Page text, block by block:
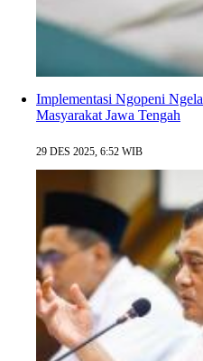
Implementasi Ngopeni
Masyarakat Jawa Tengah
29 DES 2025, 6:52 WIB